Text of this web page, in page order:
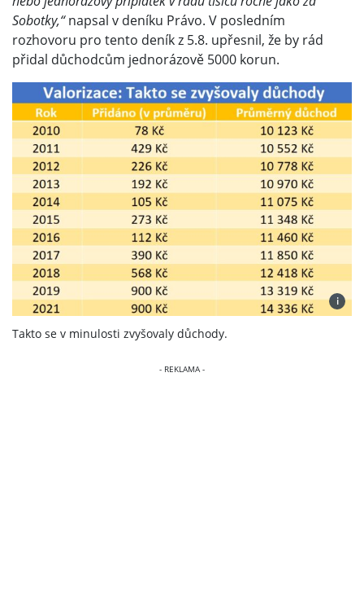
Sobotky,“napsal v deníku Právo. V posledním
rozhovoru pro tento deník z 5.8. upřesnil, že by rád
přidal důchodcům jednorázově 5000 korun.
i
Takto se v minulosti zvyšovaly důchody.